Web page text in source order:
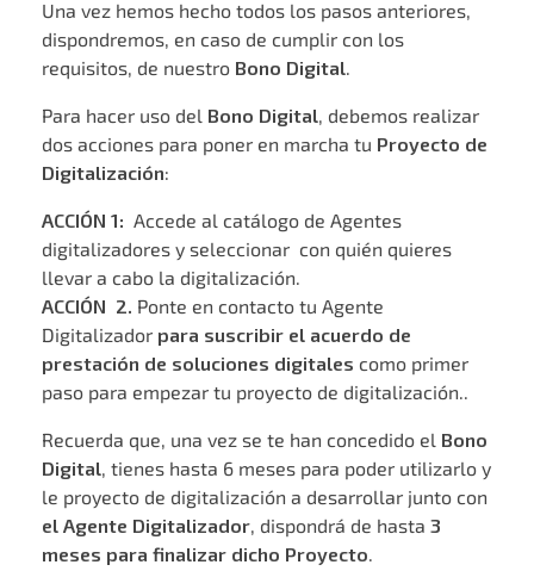
Una vez hemos hecho todos los pasos anteriores,
dispondremos, en caso de cumplir con los
requisitos, de nuestro Bono Digital.
Para hacer uso del Bono Digital, debemos realizar
dos acciones para poner en marcha tu Proyecto de
Digitalización:
ACCIÓN 1: Accede al catálogo de Agentes
digitalizadores y seleccionar con quién quieres
llevar a cabo la digitalización.
ACCIÓN 2. Ponte en contacto tu Agente
Digitalizador para suscribir el acuerdo de
prestación de soluciones digitales como primer
paso para empezar tu proyecto de digitalización..
Recuerda que, una vez se te han concedido el Bono
Digital, tienes hasta 6 meses para poder utilizarlo y
le proyecto de digitalización a desarrollar junto con
el Agente Digitalizador, dispondrá de hasta 3
meses para finalizar dicho Proyecto.